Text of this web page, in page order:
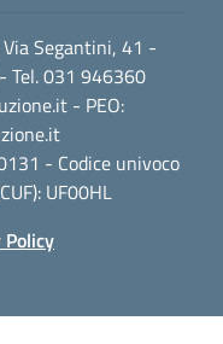
Segantini, 41 -
Tel. 031 946360
- PEO:
- Codice univoco
UF00HL
Policy